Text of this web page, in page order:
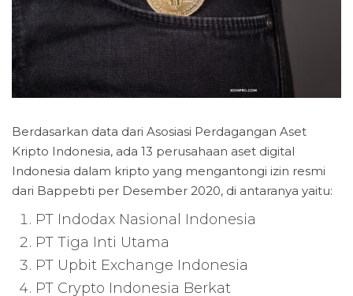
Berdasarkan data dari Asosiasi Perdagangan Aset
Kripto Indonesia, ada 13 perusahaan aset digital
Indonesia dalam kripto yang mengantongi izin resmi
dari Bappebti per Desember 2020, di antaranya yaitu:
PT Indodax Nasional Indonesia
PT Tiga Inti Utama
PT Upbit Exchange Indonesia
PT Crypto Indonesia Berkat